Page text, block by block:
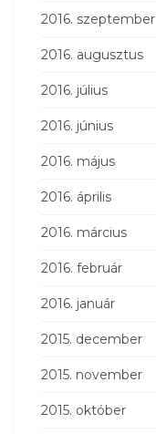
2016. szeptember
2016. augusztus
2016. július
2016. június
2016. május
2016. április
2016. március
2016. február
2016. január
2015. december
2015. november
2015. október